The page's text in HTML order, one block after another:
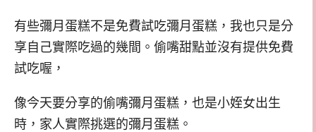
有些彌月蛋糕不是免費試吃彌月蛋糕，我也只是分
享自己實際吃過的幾間。偷嘴甜點並沒有提供免費
試吃喔，
像今天要分享的偷嘴彌月蛋糕，也是小姪女出生
時，家人實際挑選的彌月蛋糕。